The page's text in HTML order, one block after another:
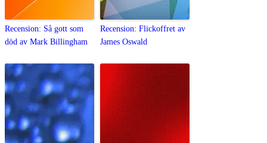
Recension: Så gott som
död av Mark Billingham
Recension: Flickoffret av
James Oswald